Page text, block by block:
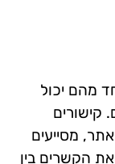
מהם יכול
קישורים
מסייעים
הקשרים בין